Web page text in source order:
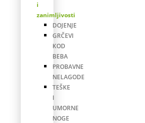
i
zanimljivosti
DOJENJE
GRČEVI
KOD
BEBA
PROBAVNE
NELAGODE
TEŠKE
I
UMORNE
NOGE